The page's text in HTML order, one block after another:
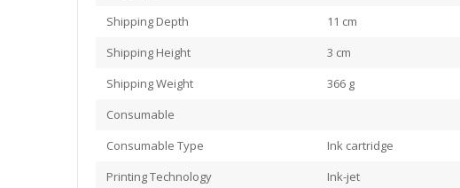
Shipping Depth
11 cm
Shipping Height
3 cm
Shipping Weight
366 g
Consumable
Consumable Type
Ink cartridge
Printing Technology
Ink-jet